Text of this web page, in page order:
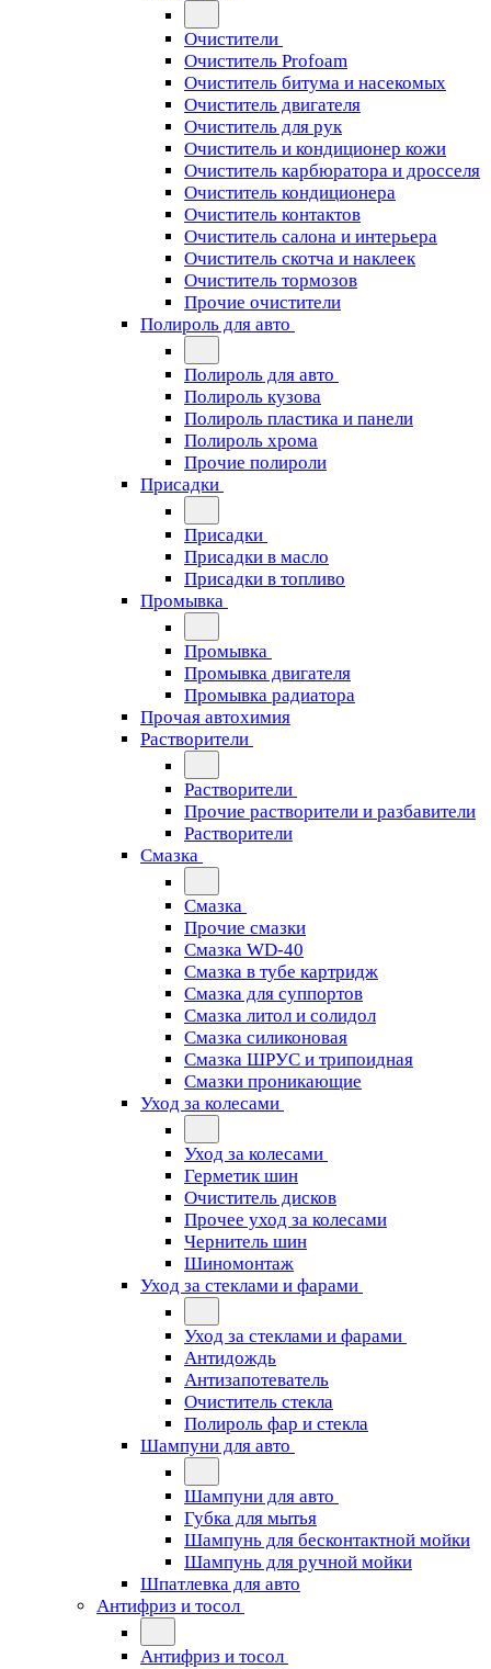
Очистители
Очиститель Profoam
Очиститель битума и насекомых
Очиститель двигателя
Очиститель для рук
Очиститель и кондиционер кожи
Очиститель карбюратора и дросселя
Очиститель кондиционера
Очиститель контактов
Очиститель салона и интерьера
Очиститель скотча и наклеек
Очиститель тормозов
Прочие очистители
Полироль для авто
Полироль для авто
Полироль кузова
Полироль пластика и панели
Полироль хрома
Прочие полироли
Присадки
Присадки
Присадки в масло
Присадки в топливо
Промывка
Промывка
Промывка двигателя
Промывка радиатора
Прочая автохимия
Растворители
Растворители
Прочие растворители и разбавители
Растворители
Смазка
Смазка
Прочие смазки
Смазка WD-40
Смазка в тубе картридж
Смазка для суппортов
Смазка литол и солидол
Смазка силиконовая
Смазка ШРУС и трипоидная
Смазки проникающие
Уход за колесами
Уход за колесами
Герметик шин
Очиститель дисков
Прочее уход за колесами
Чернитель шин
Шиномонтаж
Уход за стеклами и фарами
Уход за стеклами и фарами
Антидождь
Антизапотеватель
Очиститель стекла
Полироль фар и стекла
Шампуни для авто
Шампуни для авто
Губка для мытья
Шампунь для бесконтактной мойки
Шампунь для ручной мойки
Шпатлевка для авто
Антифриз и тосол
Антифриз и тосол